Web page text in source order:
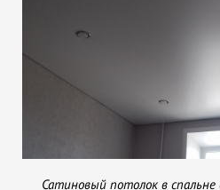
Сатиновый потолок в